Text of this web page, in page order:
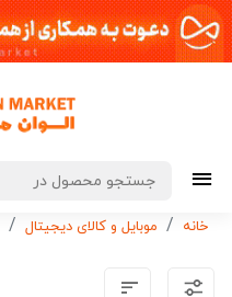
خانه موبایل و کالای دیجیتال